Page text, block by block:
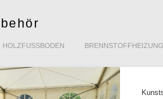
HOLZFUSSBODEN BRENNSTOFFHEIZUNG